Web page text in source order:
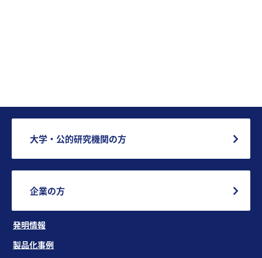
大学・公的研究機関の方
企業の方
発明情報
製品化事例